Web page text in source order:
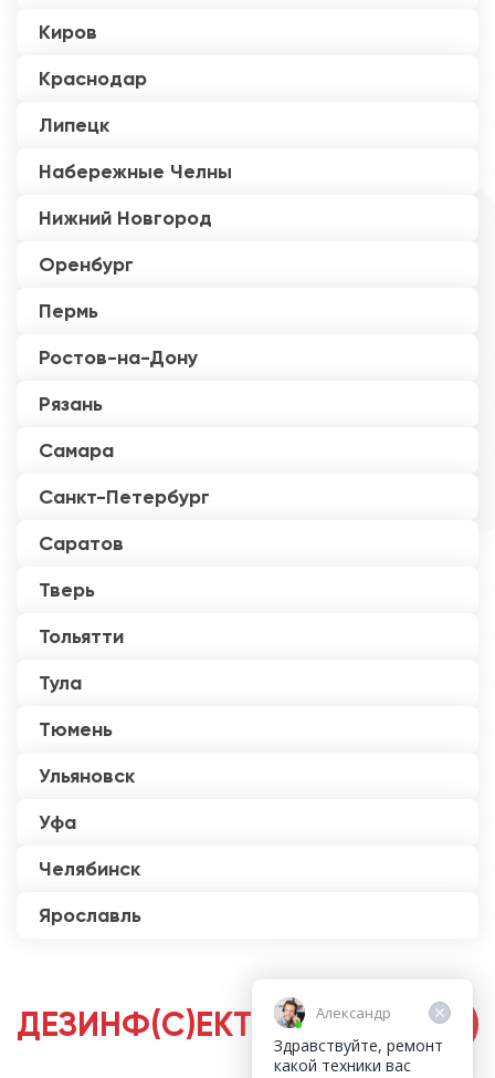
Киров
Краснодар
Липецк
Набережные Челны
Нижний Новгород
Оренбург
Пермь
Ростов-на-Дону
Рязань
Самара
Санкт-Петербург
Саратов
Тверь
Тольятти
Тула
Тюмень
Ульяновск
Уфа
Челябинск
Ярославль
ДЕЗИНФ(С)ЕКТОРЫАлександр
Здравствуйте, ремонт
какой техники вас